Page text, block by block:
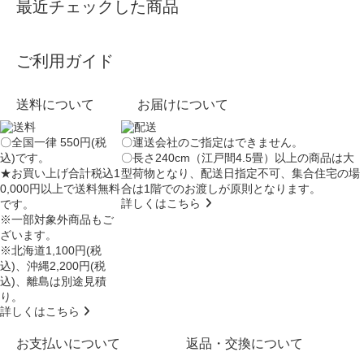
最近チェックした商品
ご利用ガイド
送料について
〇全国一律 550円(税
込)です。
★お買い上げ合計税込1
0,000円以上で送料無料
です。
※一部対象外商品もご
ざいます。
※北海道1,100円(税
込)、沖縄2,200円(税
込)、離島は別途見積
り。
詳しくはこちら
お届けについて
〇運送会社のご指定はできません。
〇長さ240cm（江戸間4.5畳）以上の商品は大
型荷物となり、配送日指定不可、集合住宅の場
合は1階でのお渡しが原則となります。
詳しくはこちら
お支払いについて 返品・交換について